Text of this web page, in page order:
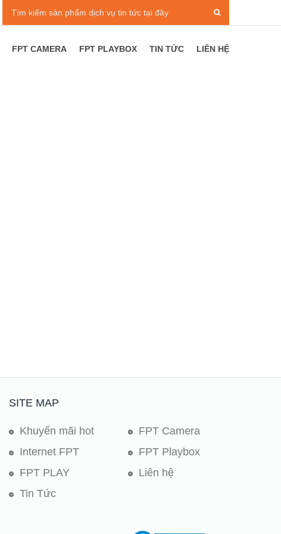
FPT CAMERA FPT PLAYBOX TIN TỨC LIÊN HỆ
SITE MAP
Khuyến mãi hot
Internet FPT
FPT PLAY
Tin Tức
FPT Camera
FPT Playbox
Liên hệ